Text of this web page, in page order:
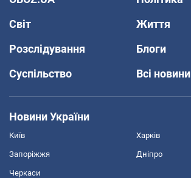
Світ
Життя
Розслідування
Блоги
Суспільство
Всі новини
Новини України
Київ Харків
Запоріжжя Дніпро
Черкаси